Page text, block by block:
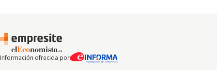
Información ofrecida por